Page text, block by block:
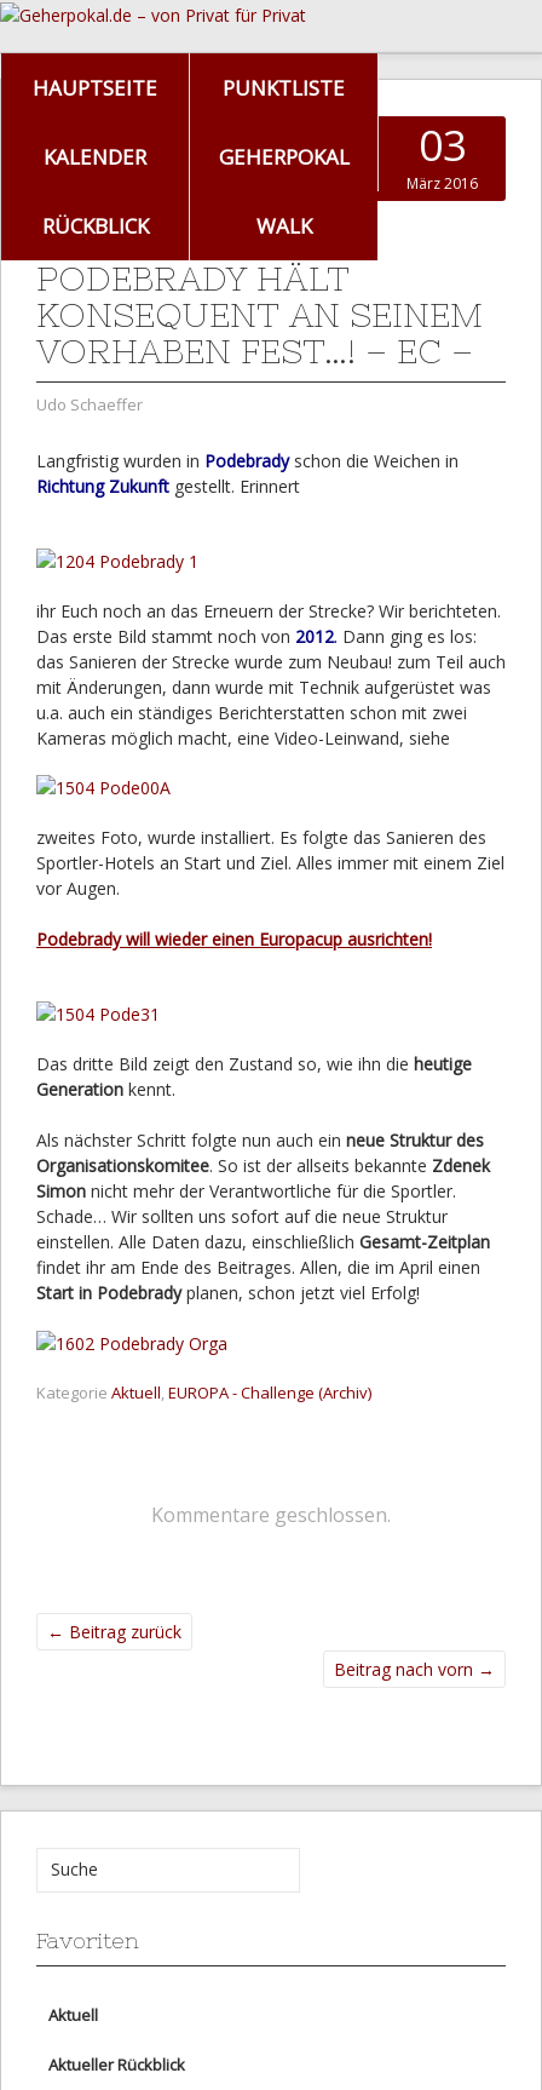
HAUPTSEITE PUNKTLISTE
KALENDER GEHERPOKAL
RÜCKBLICK WALK
03
März 2016
PODEBRADY HÄLT
KONSEQUENT AN SEINEM
VORHABEN FEST…! – EC –
Udo Schaeffer
Langfristig wurden in Podebradyschon die Weichen in
Richtung Zukunft gestellt. Erinnert
ihr Euch noch an das Erneuern der Strecke? Wir berichteten.
Das erste Bild stammt noch von 2012. Dann ging es los:
das Sanieren der Strecke wurde zum Neubau! zum Teil auch
mit Änderungen, dann wurde mit Technik aufgerüstet was
u.a. auch ein ständiges Berichterstatten schon mit zwei
Kameras möglich macht, eine Video-Leinwand, siehe
zweites Foto, wurde installiert. Es folgte das Sanieren des
Sportler-Hotels an Start und Ziel. Alles immer mit einem Ziel
vor Augen.
Podebrady will wieder einen Europacup ausrichten!
Das dritte Bild zeigt den Zustand so, wie ihn die heutige
Generation kennt.
Als nächster Schritt folgte nun auch ein neue Struktur des
Organisationskomitee. So ist der allseits bekannte Zdenek
Simon nicht mehr der Verantwortliche für die Sportler.
Schade… Wir sollten uns sofort auf die neue Struktur
einstellen. Alle Daten dazu, einschließlich Gesamt-Zeitplan
findet ihr am Ende des Beitrages. Allen, die im April einen
Start in Podebradyplanen, schon jetzt viel Erfolg!
Kategorie Aktuell,EUROPA - Challenge (Archiv)
Kommentare geschlossen.
← Beitrag zurück
Beitrag nach vorn →
Favoriten
Aktuell
Aktueller Rückblick